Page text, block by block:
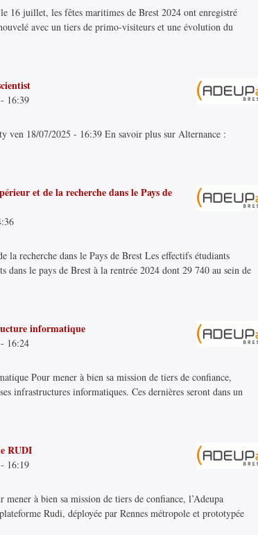
16 juillet, les fêtes maritimes de Brest 2024 ont enregistré
avec un tiers de primo-visiteurs et une évolution du
16:39
ven 18/07/2025 - 16:39 En savoir plus sur Alternance :
et de la recherche dans le Pays de
la recherche dans le Pays de Brest Les effectifs étudiants
le pays de Brest à la rentrée 2024 dont 29 740 au sein de
informatique
16:24
Pour mener à bien sa mission de tiers de confiance,
infrastructures informatiques. Ces dernières seront dans un
RUDI
16:19
à bien sa mission de tiers de confiance, l’Adeupa
Rudi, déployée par Rennes métropole et prototypée